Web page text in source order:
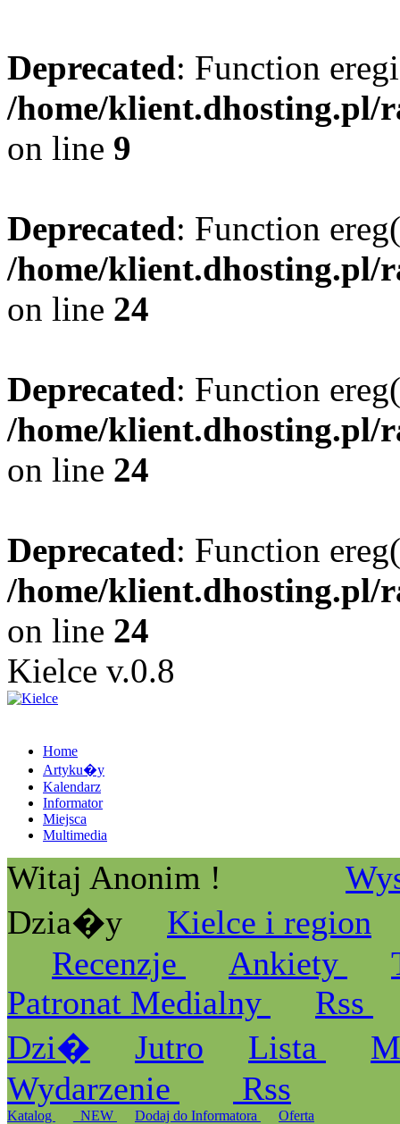
Deprecated: Function
/home/klient.dhosting.pl/
on line 9
Deprecated: Function
/home/klient.dhosting.pl/
on line 24
Deprecated: Function
/home/klient.dhosting.pl/
on line 24
Deprecated: Function
/home/klient.dhosting.pl/
on line 24
Kielce v.0.8
Home
Artyku�y
Kalendarz
Informator
Miejsca
Multimedia
Witaj Anonim !
Dzia�y
Kielce i region
Recenzje
Ankiety
Patronat Medialny
Rss
Dzi�
Jutro Lista
Wydarzenie
Rss
Katalog _NEW Dodaj do Informatora Oferta